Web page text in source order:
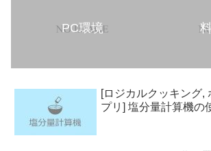
PC環境
[ロジカルクッキング,
プリ] 塩分量計算機の